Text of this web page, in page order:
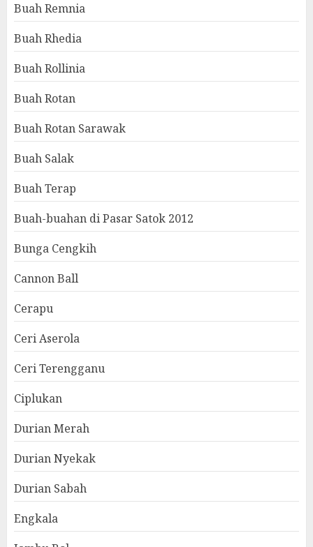
Buah Remnia
Buah Rhedia
Buah Rollinia
Buah Rotan
Buah Rotan Sarawak
Buah Salak
Buah Terap
Buah-buahan di Pasar Satok 2012
Bunga Cengkih
Cannon Ball
Cerapu
Ceri Aserola
Ceri Terengganu
Ciplukan
Durian Merah
Durian Nyekak
Durian Sabah
Engkala